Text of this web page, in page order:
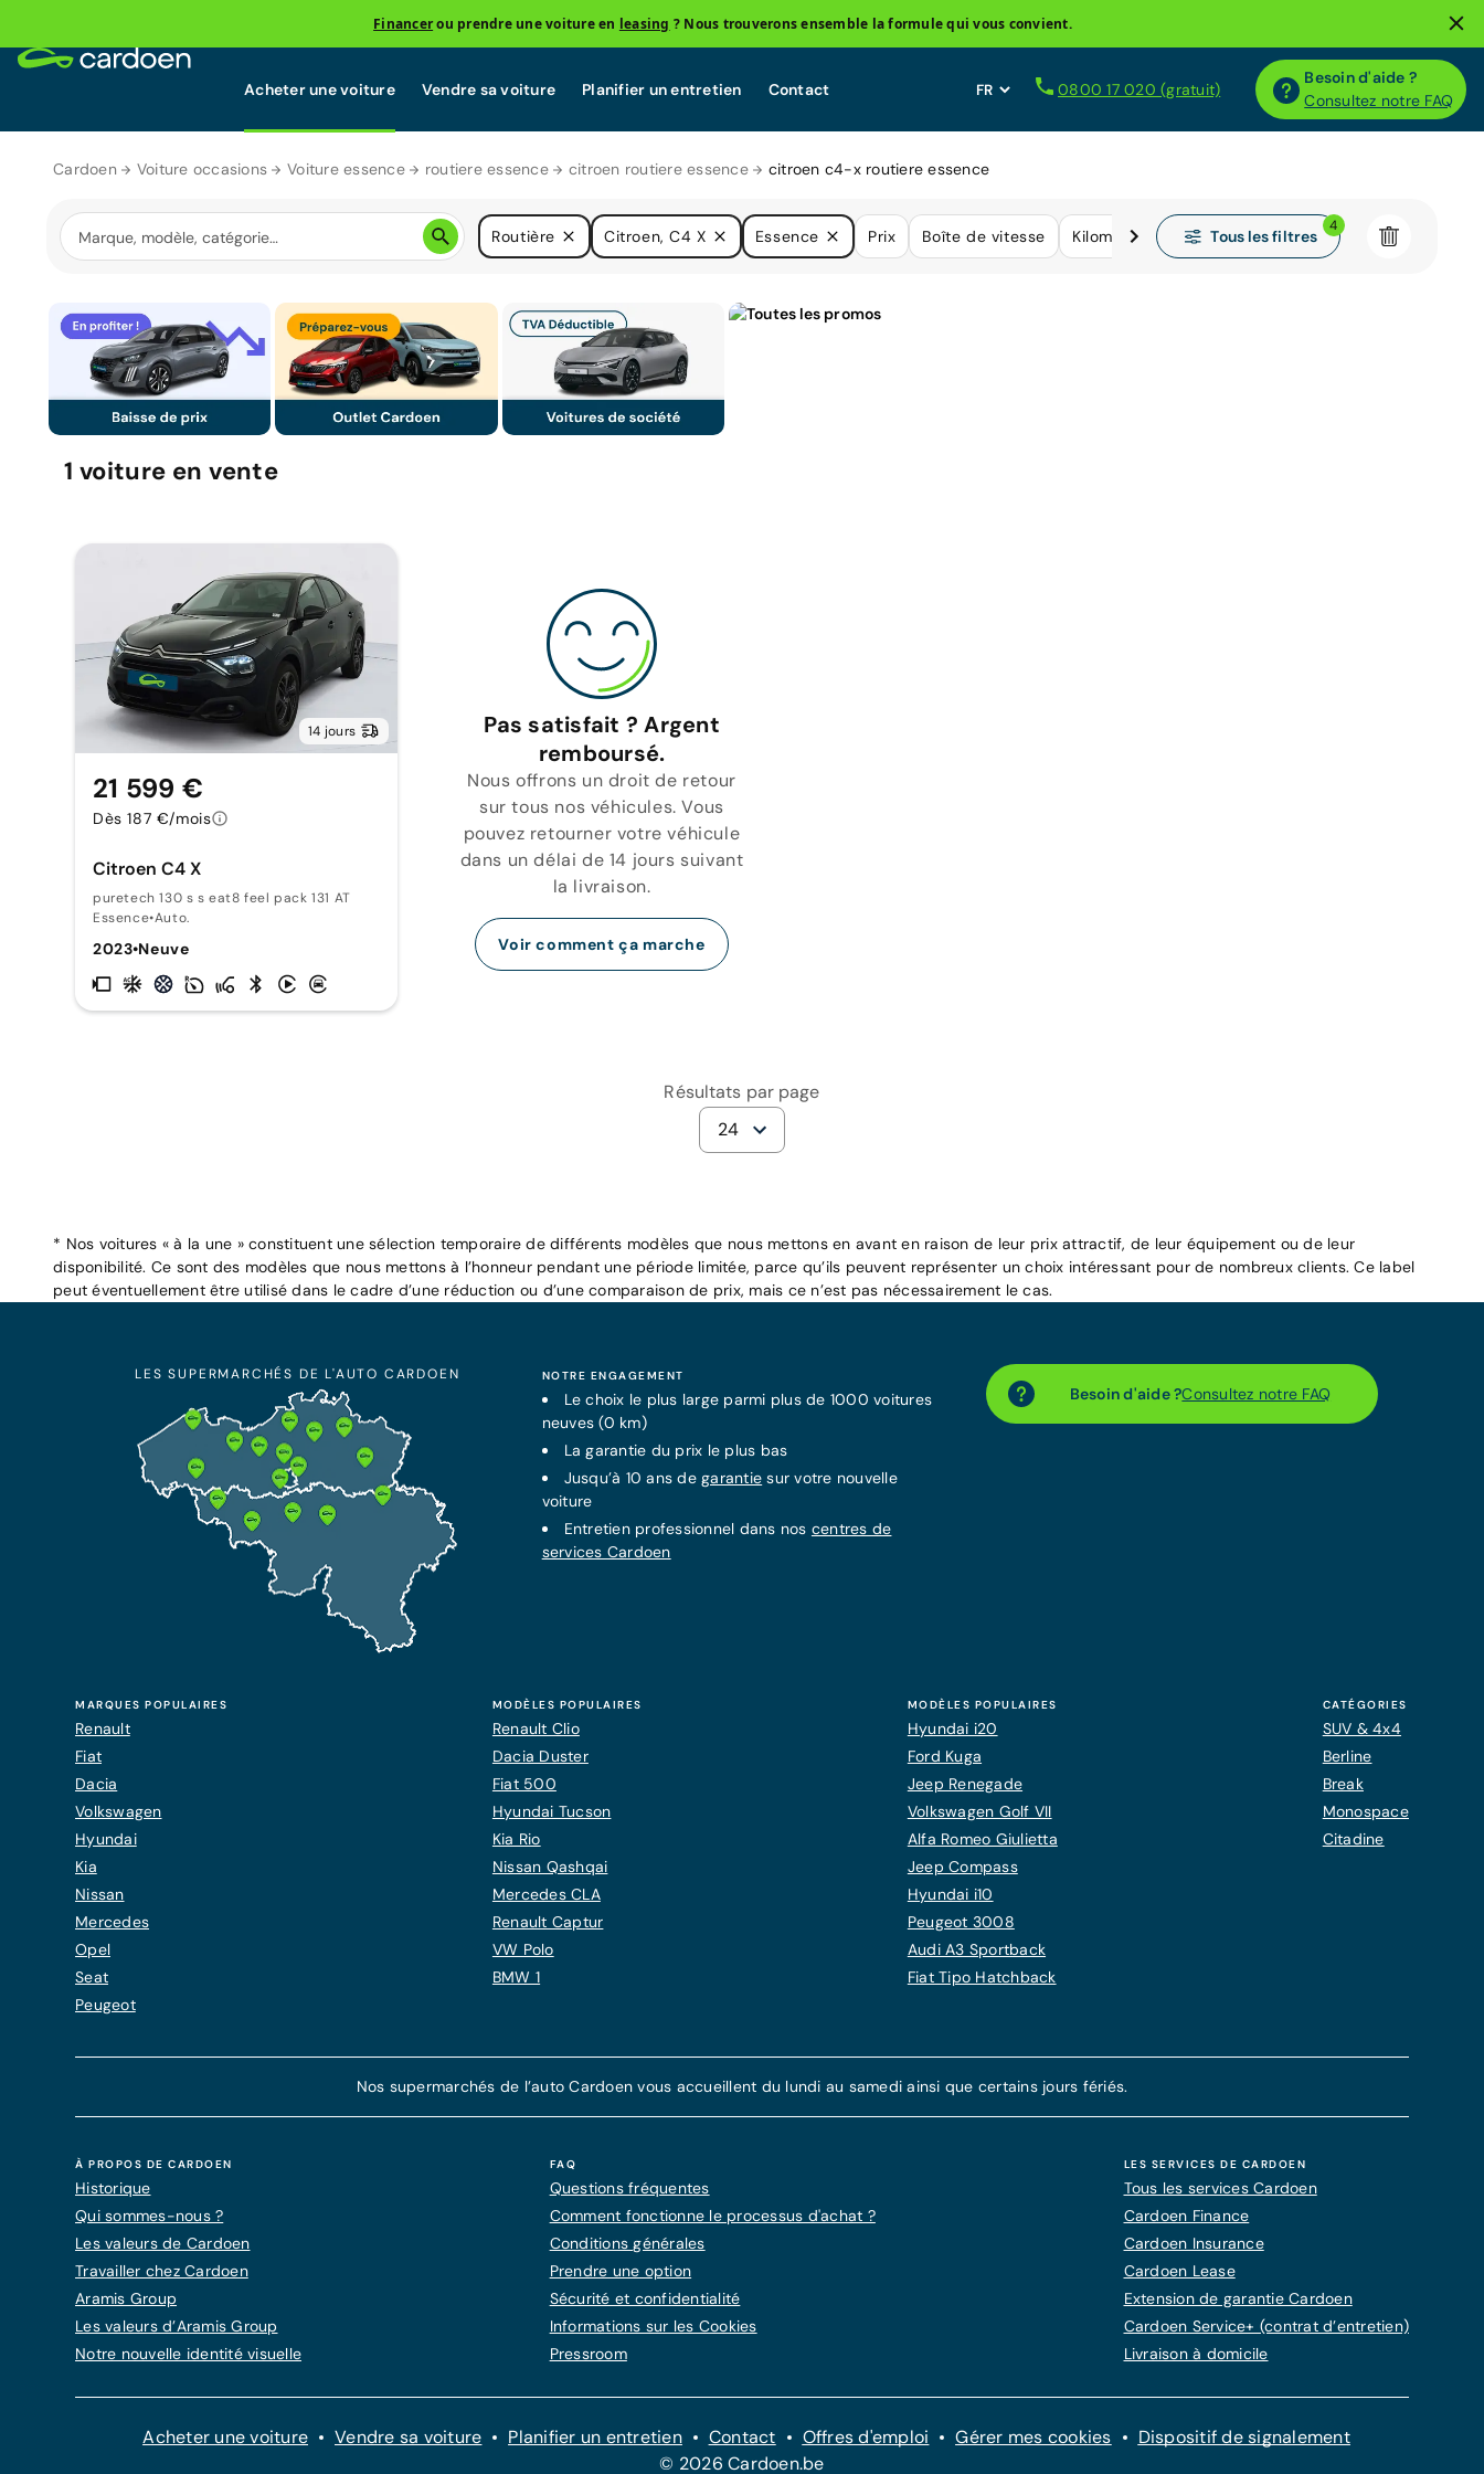
Financerou prendre une voiture en leasing ? Nous trouverons ensemble la formule qui vous convient.
Acheter une voiture Vendre sa voiture Planifier un entretien Contact 0800 17 020 (gratuit)
Besoin d'aide ?
Consultez notre FAQ
Cardoen Voiture occasions Voiture essence routiere essence citroen routiere essence citroen c4-x routiere essence
Routière Citroen, C4 X Essence Prix Boîte de vitesse Kilométrage Tous les filtres
4
1 voiture en vente
14 jours
Citroen C4 X
puretech 130 s s eat8 feel pack 131 AT
Essence•Auto.
2023•Neuve
21 599 €
Dès 187 €/mois
Pas satisfait ? Argent
remboursé.
Nous offrons un droit de retour
sur tous nos véhicules. Vous
pouvez retourner votre véhicule
dans un délai de 14 jours suivant
la livraison.
Voir comment ça marche
Résultats par page
24
* Nos voitures « à la une » constituent une sélection temporaire de différents modèles que nous mettons en avant en raison de leur prix attractif, de leur équipement ou de leur
disponibilité. Ce sont des modèles que nous mettons à l’honneur pendant une période limitée, parce qu’ils peuvent représenter un choix intéressant pour de nombreux clients. Ce label
peut éventuellement être utilisé dans le cadre d’une réduction ou d’une comparaison de prix, mais ce n’est pas nécessairement le cas.
Besoin d'aide ?Consultez notre FAQ
NOTRE ENGAGEMENT
Le choix le plus large parmi plus de 1000 voitures
neuves (0 km)
Lagarantie du prix le plus bas
Jusqu’à 10 ans degarantie sur votre nouvelle
voiture
Entretien professionnel dans nos centres de
services Cardoen
LES SUPERMARCHÉS DE L'AUTO CARDOEN
MARQUES POPULAIRES
Renault
Fiat
Dacia
Volkswagen
Hyundai
Kia
Nissan
Mercedes
Opel
Seat
Peugeot
MODÈLES POPULAIRES
Renault Clio
Dacia Duster
Fiat 500
Hyundai Tucson
Kia Rio
Nissan Qashqai
Mercedes CLA
Renault Captur
VW Polo
BMW 1
MODÈLES POPULAIRES
Hyundai i20
Ford Kuga
Jeep Renegade
Volkswagen Golf VII
Alfa Romeo Giulietta
Jeep Compass
Hyundai i10
Peugeot 3008
Audi A3 Sportback
Fiat Tipo Hatchback
CATÉGORIES
SUV & 4x4
Berline
Break
Monospace
Citadine
Nos supermarchés de l’auto Cardoen vous accueillent du lundi au samedi ainsi que certains jours fériés.
À PROPOS DE CARDOEN
Historique
Qui sommes-nous ?
Les valeurs de Cardoen
Travailler chez Cardoen
Aramis Group
Les valeurs d’Aramis Group
Notre nouvelle identité visuelle
FAQ
Questions fréquentes
Comment fonctionne le processus d'achat ?
Conditions générales
Prendre une option
Sécurité et confidentialité
Informations sur les Cookies
Pressroom
LES SERVICES DE CARDOEN
Tous les services Cardoen
Cardoen Finance
Cardoen Insurance
Cardoen Lease
Extension de garantie Cardoen
Cardoen Service+ (contrat d’entretien)
Livraison à domicile
Acheter une voiture Vendre sa voiture Planifier un entretien Contact Offres d'emploi Gérer mes cookies
Dispositif de signalement
© 2026 Cardoen.be